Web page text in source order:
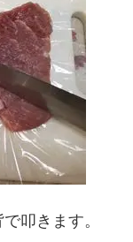
叩きます。